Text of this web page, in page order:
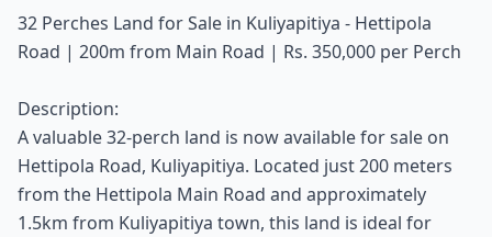
32 Perches Land for Sale in Kuliyapitiya - Hettipola
Road | 200m from Main Road | Rs. 350,000 per Perch
Description:
A valuable 32-perch land is now available for sale on
Hettipola Road, Kuliyapitiya. Located just 200 meters
from the Hettipola Main Road and approximately
1.5km from Kuliyapitiya town, this land is ideal for